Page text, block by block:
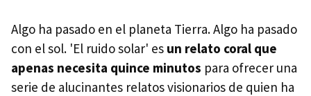
Algo ha pasado en el planeta Tierra. Algo ha pasado
con el sol. 'El ruido solar' es un relato coral que
apenas necesita quince minutos para ofrecer una
serie de alucinantes relatos visionarios de quien ha